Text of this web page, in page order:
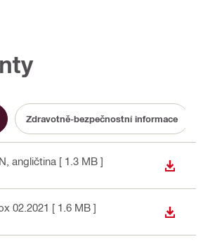
Zdravotně-bezpečnostní informace
, angličtina [ 1.3 MB ]
02.2021 [ 1.6 MB ]